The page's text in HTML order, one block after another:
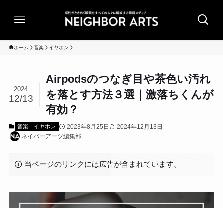
ホーム 音楽 イヤホン
Airpodsのつなぎ目や茶色い汚れ
を落とす方法３選｜激落ちくんが
有効？
2024
12/13
音楽 イヤホン 2023年8月25日
2024年12月13日
ネイバーアーツ編集部
当ページのリンクには広告が含まれています。